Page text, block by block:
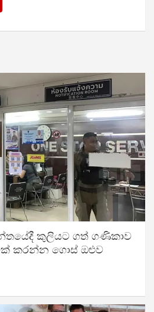
කුලියට ගත් ගණිකාව
කරන්න ගොස් ඔළුව